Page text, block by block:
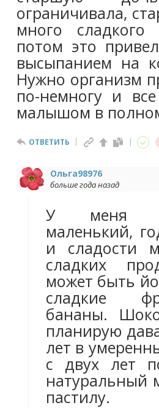
ограничивала,
много
потом это
высыпанием на
Нужно организм
по-немногу и
малышом в
ОТВЕТИТЬ
Ольга98976
больше года назад
У меня
маленький,
и сладости
сладких
может быть
сладкие
бананы.
планирую
лет в
с двух лет
натуральный
пастилу.